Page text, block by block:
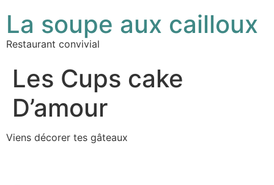
La soupe aux cailloux
Restaurant convivial
Les Cups cake
D’amour
Viens décorer tes gâteaux